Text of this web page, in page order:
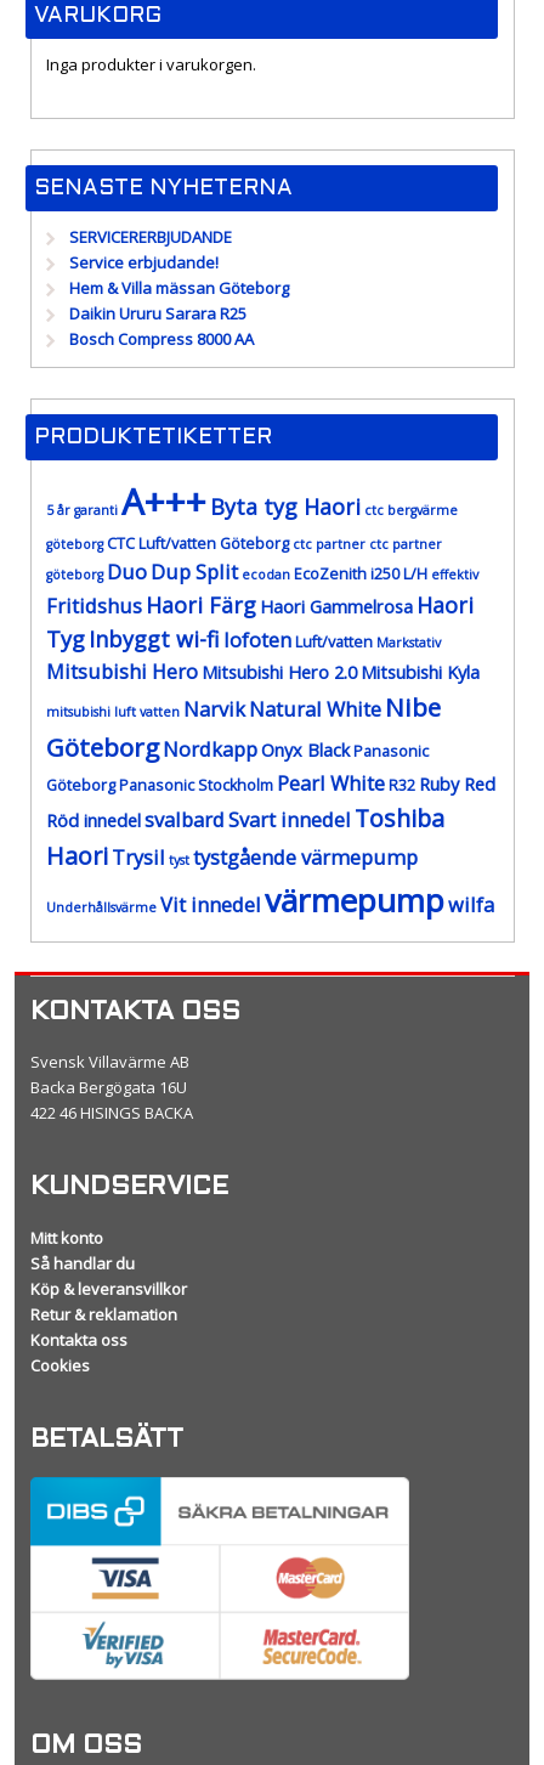
VARUKORG
Inga produkter i varukorgen.
SENASTE NYHETERNA
SERVICERERBJUDANDE
Service erbjudande!
Hem & Villa mässan Göteborg
Daikin Ururu Sarara R25
Bosch Compress 8000 AA
PRODUKTETIKETTER
5 år garanti A+++ Byta tyg Haori ctc bergvärme
göteborg CTC Luft/vatten Göteborg ctc partner ctc partner
göteborg DuoDup Split ecodan EcoZenith i250 L/H effektiv
Fritidshus Haori Färg Haori Gammelrosa Haori
Tyg Inbyggt wi-fi lofotenLuft/vatten Markstativ
Mitsubishi Hero Mitsubishi Hero 2.0 Mitsubishi Kyla
mitsubishi luft vatten NarvikNatural White Nibe
GöteborgNordkappOnyx BlackPanasonic
GöteborgPanasonic Stockholm Pearl WhiteR32 Ruby Red
Röd innedelsvalbardSvart innedel Toshiba
HaoriTrysil tyst tystgående värmepump
Underhållsvärme Vit innedelvärmepumpwilfa
KONTAKTA OSS
Svensk Villavärme AB
Backa Bergögata 16U
422 46 HISINGS BACKA
KUNDSERVICE
Mitt konto
Så handlar du
Köp & leveransvillkor
Retur & reklamation
Kontakta oss
Cookies
BETALSÄTT
OM OSS